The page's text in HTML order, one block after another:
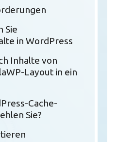
Sie
in WordPress
Inhalte von
Layout in ein
Cache-
Sie?